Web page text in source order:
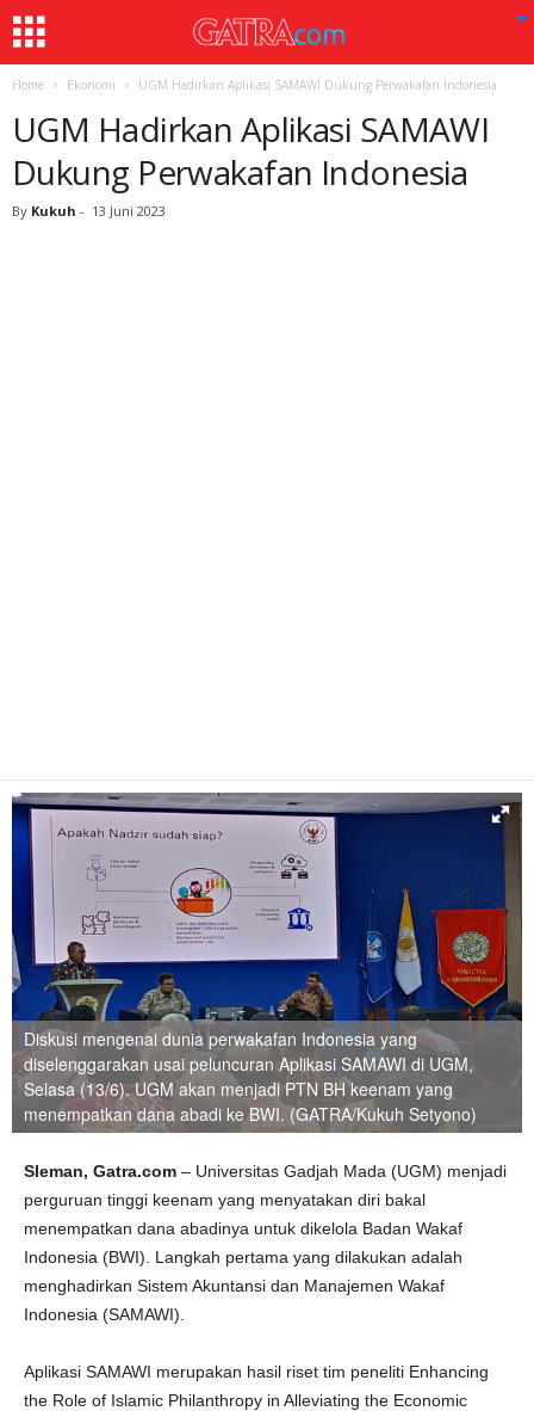
Home Ekonomi UGM Hadirkan Aplikasi SAMAWI Dukung Perwakafan Indonesia
UGM Hadirkan Aplikasi SAMAWI
Dukung Perwakafan Indonesia
By Kukuh - 13 Juni 2023
Diskusi mengenai dunia perwakafan Indonesia yang
diselenggarakan usai peluncuran Aplikasi SAMAWI di UGM,
Selasa (13/6). UGM akan menjadi PTN BH keenam yang
menempatkan dana abadi ke BWI. (GATRA/Kukuh Setyono)
Sleman, Gatra.com – Universitas Gadjah Mada (UGM) menjadi
perguruan tinggi keenam yang menyatakan diri bakal
menempatkan dana abadinya untuk dikelola Badan Wakaf
Indonesia (BWI). Langkah pertama yang dilakukan adalah
menghadirkan Sistem Akuntansi dan Manajemen Wakaf
Indonesia (SAMAWI).
Aplikasi SAMAWI merupakan hasil riset tim peneliti Enhancing
the Role of Islamic Philanthropy in Alleviating the Economic